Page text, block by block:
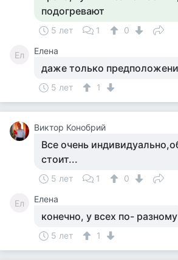
подогревают
5 лет 1 0
Ел Елена
даже только
5 лет 1
Виктор Конобрий
Все очень
стоит...
5 лет 1 0
Ел Елена
конечно, у всех по- разному
5 лет 1